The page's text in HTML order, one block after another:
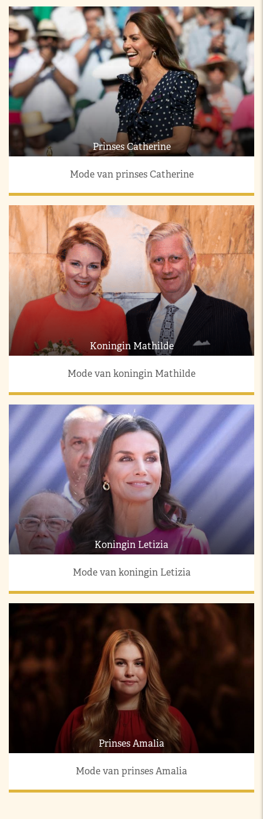
Prinses Catherine
Mode van prinses Catherine
Koningin Mathilde
Mode van koningin Mathilde
Koningin Letizia
Mode van koningin Letizia
Prinses Amalia
Mode van prinses Amalia